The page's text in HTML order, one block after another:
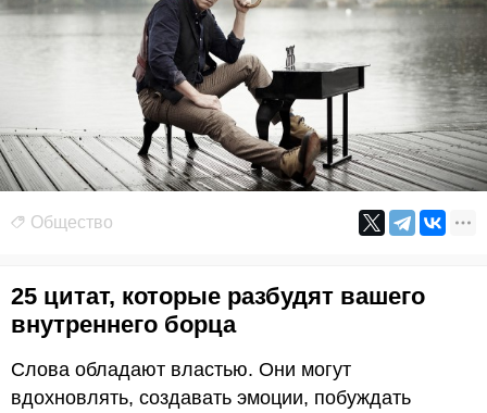
Общество
25 цитат, которые разбудят вашего
внутреннего борца
Слова обладают властью. Они могут
вдохновлять, создавать эмоции, побуждать